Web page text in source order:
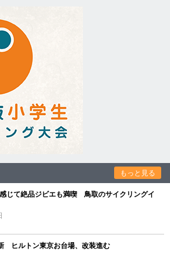
もっと見る
じて絶品ジビエも満喫 鳥取のサイクリングイ
ヒルトン東京お台場、改装進む